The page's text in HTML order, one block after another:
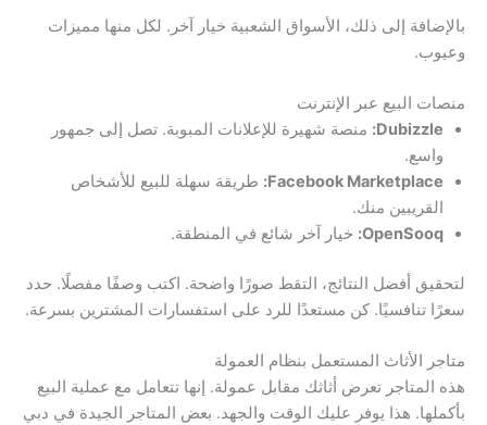
بالإضافة إلى ذلك، الأسواق الشعبية خيار آخر. لكل منها مميزات
وعيوب.
منصات البيع عبر الإنترنت
Dubizzle: منصة شهيرة للإعلانات المبوبة. تصل إلى جمهور
واسع.
Facebook Marketplace: طريقة سهلة للبيع للأشخاص
القريبين منك.
OpenSooq: خيار آخر شائع في المنطقة.
لتحقيق أفضل النتائج، التقط صورًا واضحة. اكتب وصفًا مفصلًا. حدد
سعرًا تنافسيًا. كن مستعدًا للرد على استفسارات المشترين بسرعة.
متاجر الأثاث المستعمل بنظام العمولة
هذه المتاجر تعرض أثاثك مقابل عمولة. إنها تتعامل مع عملية البيع
بأكملها. هذا يوفر عليك الوقت والجهد. بعض المتاجر الجيدة في دبي